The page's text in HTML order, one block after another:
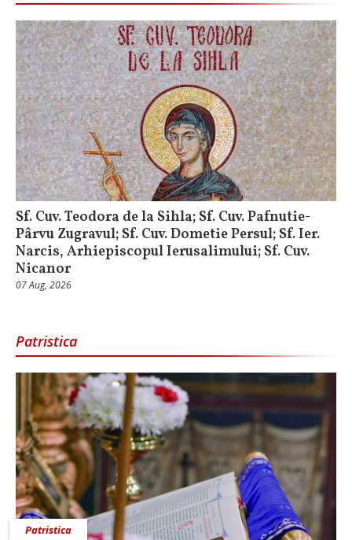
Sf. Cuv. Teodora de la Sihla; Sf. Cuv. Pafnutie-
Pârvu Zugravul; Sf. Cuv. Dometie Persul; Sf. Ier.
Narcis, Arhiepiscopul Ierusalimului; Sf. Cuv.
Nicanor
07 Aug, 2026
Patristica
Patristica